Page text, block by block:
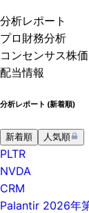
分析レポート
プロ 財務分析
コンセンサス株価
配当情報
分析レポート (新着順)
新着順 人気順
PLTR
NVDA
CRM
Palantir 2026年